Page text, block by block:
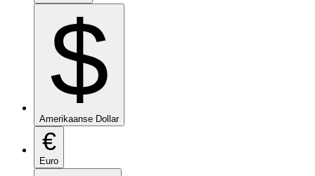
$
Amerikaanse Dollar
€
Euro